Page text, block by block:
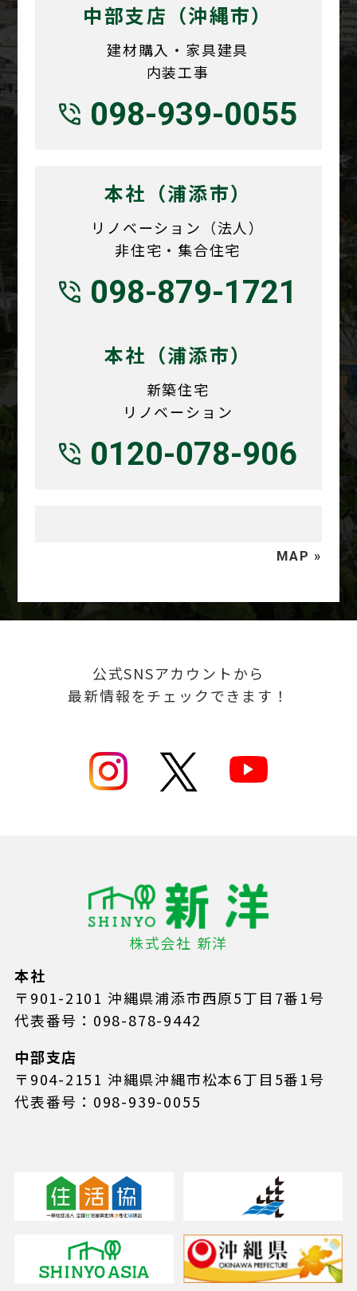
中部支店（沖縄市）
建材購入・家具建具
内装工事
098-939-0055
本社（浦添市）
リノベーション（法人）
非住宅・集合住宅
098-879-1721
本社（浦添市）
新築住宅
リノベーション
0120-078-906
MAP »
公式SNSアカウントから
最新情報をチェックできます！
株式会社 新洋
本社
〒901-2101 沖縄県浦添市西原5丁目7番1号
代表番号：098-878-9442
中部支店
〒904-2151 沖縄県沖縄市松本6丁目5番1号
代表番号：098-939-0055